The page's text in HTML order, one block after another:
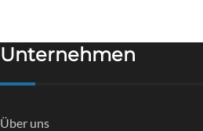
Unternehmen
Über uns